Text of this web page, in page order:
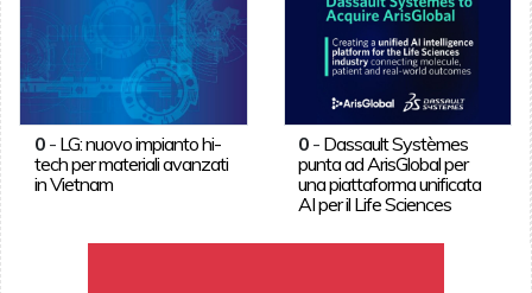
0- LG: nuovo impianto hi-
tech per materiali avanzati
in Vietnam
0 - Dassault Systèmes
punta ad ArisGlobal per
una piattaforma unificata
AI per il Life Sciences